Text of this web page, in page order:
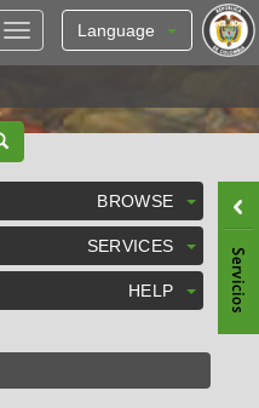
Language
BROWSE
SERVICES
HELP